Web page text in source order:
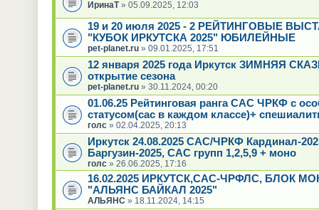
ИринаТ» 05.09.2025, 12:03
19 и 20 июля 2025 - 2 РЕЙТИНГОВЫЕ
"КУБОК ИРКУТСКА 2025" ЮБИЛЕЙНЫЕ
pet-planet.ru» 09.01.2025, 17:51
12 января 2025 года Иркутск ЗИМНЯЯ
открытие сезона
pet-planet.ru» 30.11.2024, 00:20
01.06.25 Рейтинговая ранга САС ЧРКФ с
статусом(сас в каждом классе)+
голс» 02.04.2025, 20:13
Иркутск 24.08.2025 САС/ЧРКФ Кардинал-
Баргузин-2025, САС групп 1,2,5,9 + моно
голс» 26.06.2025, 17:16
16.02.2025 ИРКУТСК,САС-ЧРФЛС, БЛОК
"АЛЬЯНС БАЙКАЛ 2025"
АЛЬЯНС » 18.11.2024, 14:15